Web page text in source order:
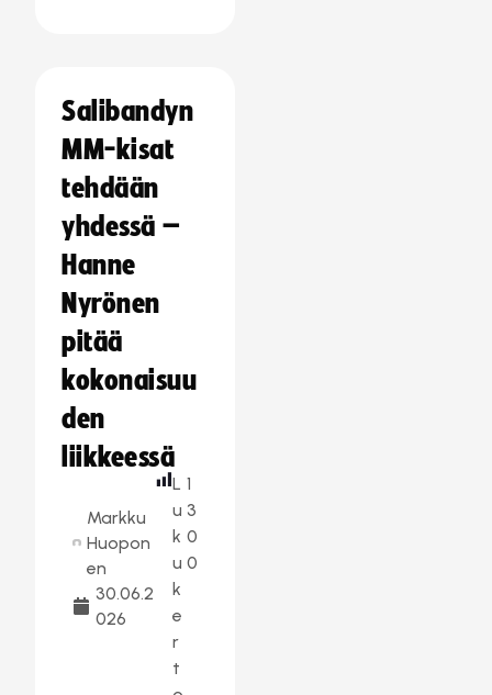
Salibandyn
MM-kisat
tehdään
yhdessä –
Hanne
Nyrönen
pitää
kokonaisuu
den
liikkeessä
Markku
Huopon
en
30.06.2
026
L
u
k
u
k
e
r
t
1
3
0
0